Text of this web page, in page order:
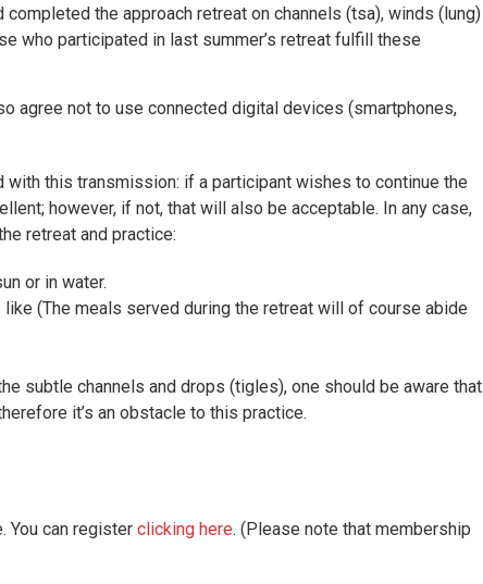
the approach retreat on channels (tsa), winds (lung)
who participated in last summer’s retreat fulfill these
agree not to use connected digital devices (smartphones,
with this transmission: if a participant wishes to continue the
however, if not, that will also be acceptable. In any case,
retreat and practice:
or in water.
(The meals served during the retreat will of course abide
subtle channels and drops (tigles), one should be aware that
it’s an obstacle to this practice.
You can register clicking here. (Please note that membership